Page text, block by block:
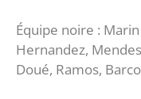
Équipe noire :
Hernandez,
Doué, Ramos,